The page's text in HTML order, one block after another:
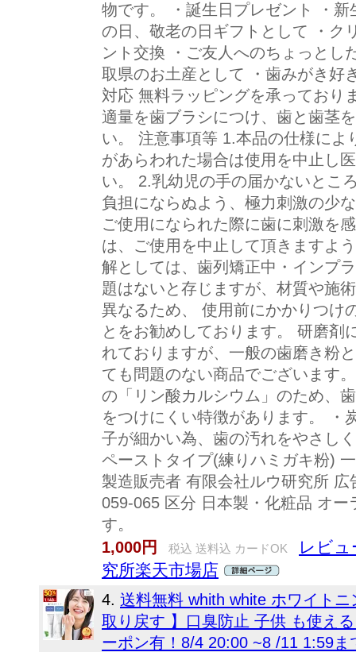
物です。 ・誕生日プレゼント ・
の日、敬老の日ギフトとして ・ク
ント交換 ・ご友人へのちょっとし
取県のお土産として ・歯みがき好
対応 無料ラッピングを承ってお
適量を歯ブラシにつけ、歯と歯茎
い。 注意事項等 1.本品の仕様によ
があらわれた場合は使用を中止し
い。 2.乳幼児の手の届かないとこ
負担にならぬよう、極力刺激の少
ご使用になられた際に歯に刺激を
は、ご使用を中止して頂きますよ
解としては、歯列矯正中・インプ
題はないと存じますが、材質や施
異なるため、 使用前にかかりつけ
とをお勧めしております。 研磨剤
れておりますが、一般の歯磨き粉
ても問題のない商品でございます
の「リン酸カルシウム」のため、
をつけにくい特徴があります。 ・
子が細かい為、歯の汚れをやさし
ペーストタイプ(練りハミガキ粉)
製造販売者 有限会社ルウ研究所
059-065 区分 日本製・化粧品 オ
す。
1,000円
税込 送料込 カードOK
レビュ
究所楽天市場店
4. 送料無料 whith white ホワイト
取り戻す 】口臭防止 子供 も使え
ーポン有！8/4 20:00 ~8 /11 1:59